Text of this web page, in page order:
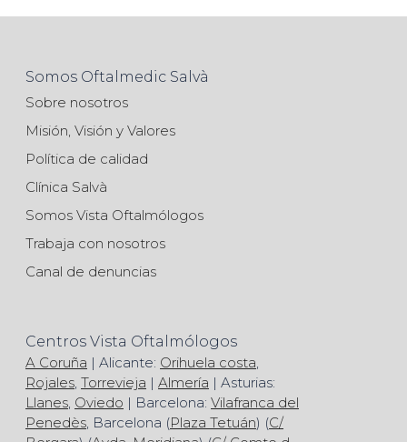
Somos Oftalmedic Salvà
Sobre nosotros
Misión, Visión y Valores
Política de calidad
Clínica Salvà
Somos Vista Oftalmólogos
Trabaja con nosotros
Canal de denuncias
Centros Vista Oftalmólogos
A Coruña | Alicante: Orihuela costa,
Rojales, Torrevieja | Almería | Asturias:
Llanes, Oviedo | Barcelona: Vilafranca del
Penedès, Barcelona (Plaza Tetuán) (C/